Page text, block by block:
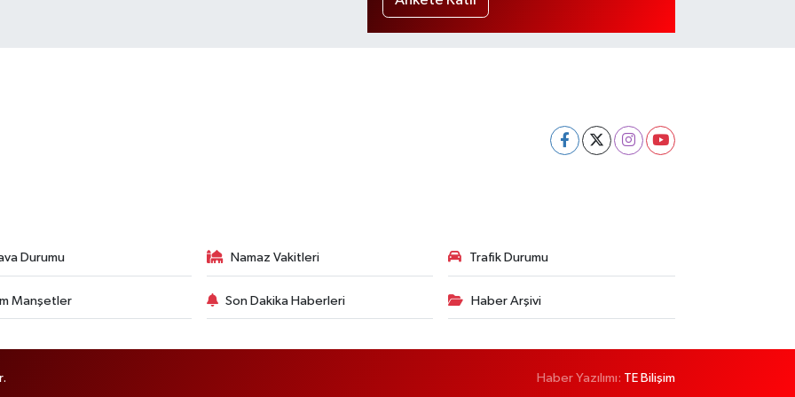
Durumu Namaz Vakitleri Trafik Durumu
Manşetler Son Dakika Haberleri Haber Arşivi
Haber Yazılımı: TE Bilişim